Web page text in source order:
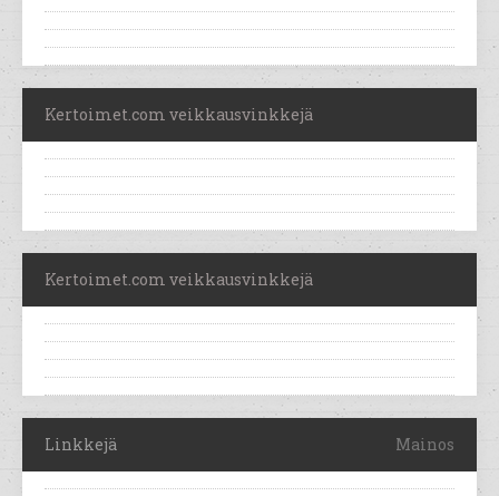
Kertoimet.com veikkausvinkkejä
Kertoimet.com veikkausvinkkejä
Linkkejä Mainos